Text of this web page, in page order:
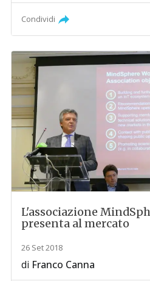
Condividi
L'associazione
presenta al mercato
26 Set 2018
di Franco Canna